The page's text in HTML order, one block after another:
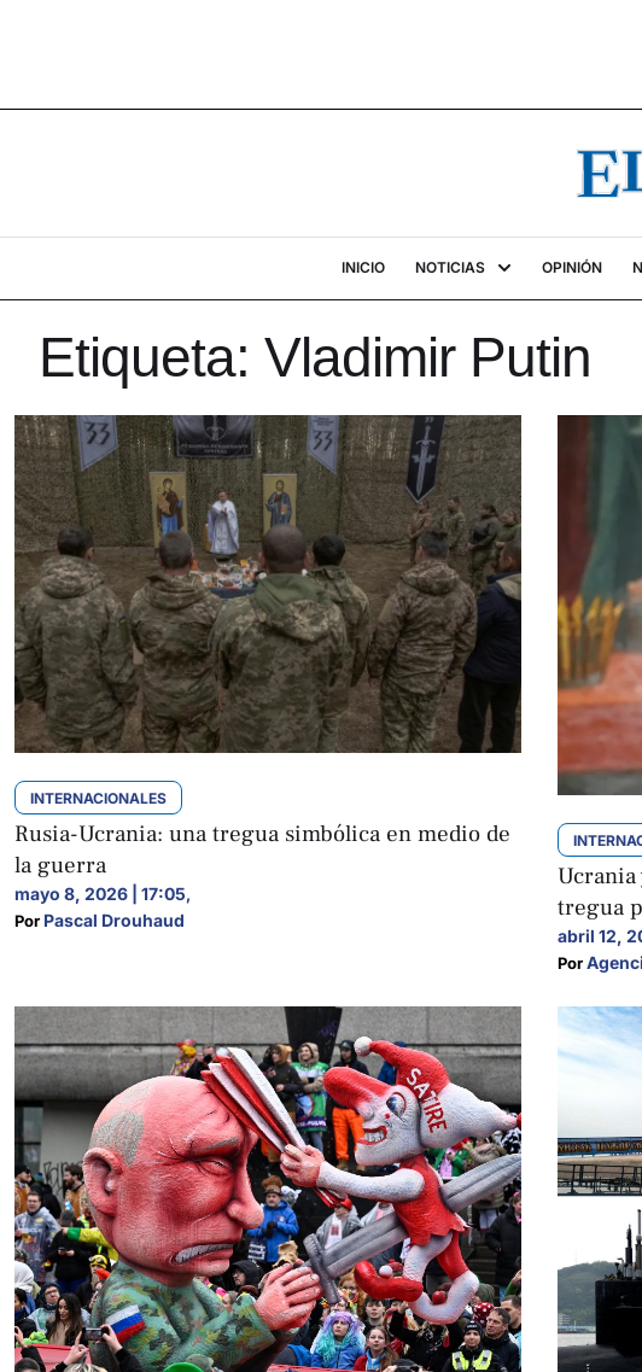
INICIO NOTICIAS OPINIÓN
Etiqueta: Vladimir Putin
INTERNACIONALES
Rusia-Ucrania: una tregua simbólica en medio de
la guerra
mayo 8, 2026 | 17:05,
Por Pascal Drouhaud
Ucrania
tregua
abril 12,
Por